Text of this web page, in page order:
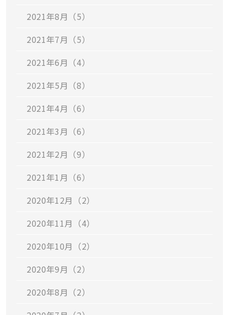
2021年8月（5）
2021年7月（5）
2021年6月（4）
2021年5月（8）
2021年4月（6）
2021年3月（6）
2021年2月（9）
2021年1月（6）
2020年12月（2）
2020年11月（4）
2020年10月（2）
2020年9月（2）
2020年8月（2）